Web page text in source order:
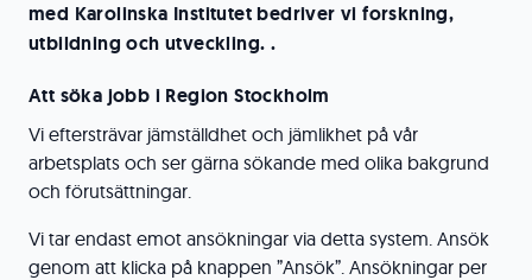
med Karolinska Institutet bedriver vi forskning,
utbildning och utveckling. .
Att söka jobb i Region Stockholm
Vi eftersträvar jämställdhet och jämlikhet på vår
arbetsplats och ser gärna sökande med olika bakgrund
och förutsättningar.
Vi tar endast emot ansökningar via detta system. Ansök
genom att klicka på knappen ”Ansök”. Ansökningar per